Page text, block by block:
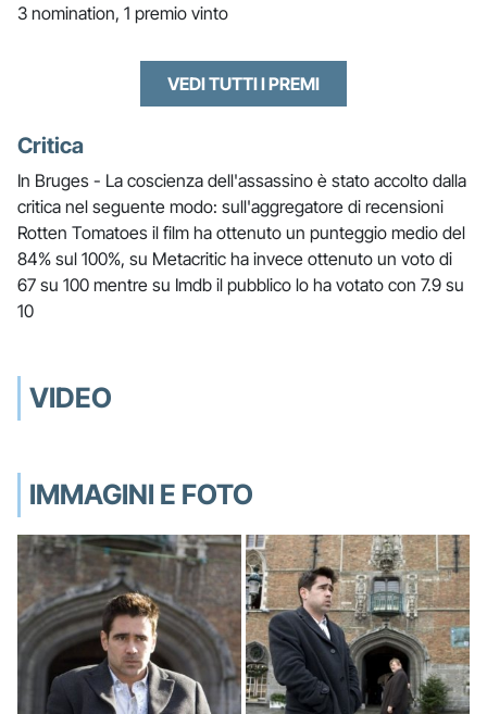
3 nomination, 1 premio vinto
VEDI TUTTI I PREMI
Critica
In Bruges - La coscienza dell'assassino è stato accolto dalla
critica nel seguente modo: sull'aggregatore di recensioni
Rotten Tomatoes il film ha ottenuto un punteggio medio del
84% sul 100%, su Metacritic ha invece ottenuto un voto di
67 su 100 mentre su Imdb il pubblico lo ha votato con 7.9 su
10
VIDEO
IMMAGINI E FOTO